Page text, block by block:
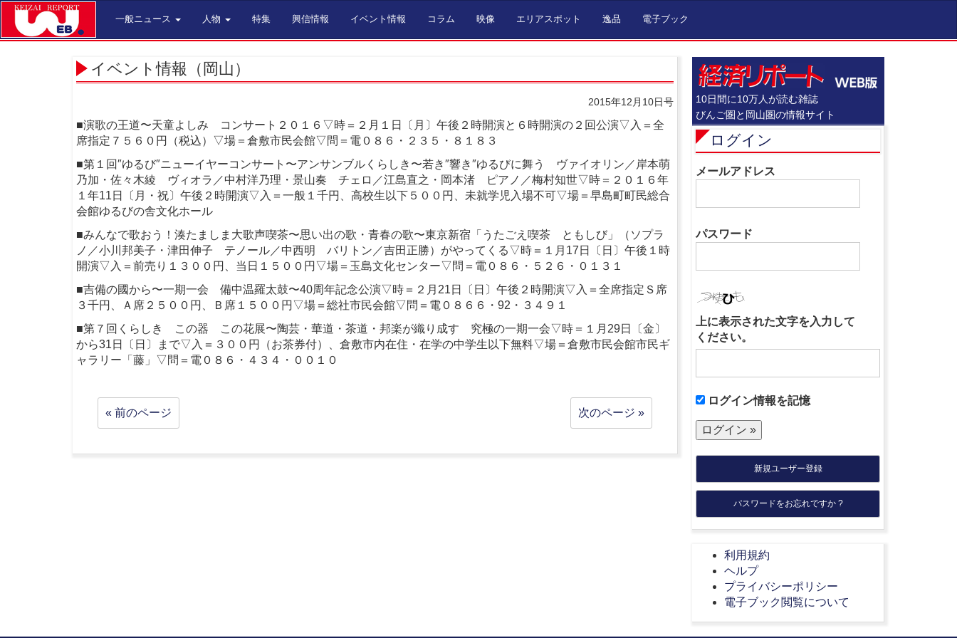
一般ニュース 人物 特集 興信情報 イベント情報 コラム 映像 エリアスポット 逸品 電子ブック
イベント情報（岡山）
2015年12月10日号
■演歌の王道〜天童よしみ コンサート２０１６▽時＝２月１日〔月〕午後２時開演と６時開演の２回公演▽入＝全
席指定７５６０円（税込）▽場＝倉敷市民会館▽問＝電０８６・２３５・８１８３
■第１回″ゆるび″ニューイヤーコンサート〜アンサンブルくらしき〜若き″響き″ゆるびに舞う ヴァイオリン／岸本萌
乃加・佐々木綾 ヴィオラ／中村洋乃理・景山奏 チェロ／江島直之・岡本渚 ピアノ／梅村知世▽時＝２０１６年
１年11日〔月・祝〕午後２時開演▽入＝一般１千円、高校生以下５００円、未就学児入場不可▽場＝早島町町民総合
会館ゆるびの舎文化ホール
■みんなで歌おう！湊たましま大歌声喫茶〜思い出の歌・青春の歌〜東京新宿「うたごえ喫茶 ともしび」（ソプラ
ノ／小川邦美子・津田伸子 テノール／中西明 バリトン／吉田正勝）がやってくる▽時＝１月17日〔日〕午後１時
開演▽入＝前売り１３００円、当日１５００円▽場＝玉島文化センター▽問＝電０８６・５２６・０１３１
■吉備の國から〜一期一会 備中温羅太鼓〜40周年記念公演▽時＝２月21日〔日〕午後２時開演▽入＝全席指定Ｓ席
３千円、Ａ席２５００円、Ｂ席１５００円▽場＝総社市民会館▽問＝電０８６６・92・３４９１
■第７回くらしき この器 この花展〜陶芸・華道・茶道・邦楽が織り成す 究極の一期一会▽時＝１月29日〔金〕
から31日〔日〕まで▽入＝３００円（お茶券付）、倉敷市内在住・在学の中学生以下無料▽場＝倉敷市民会館市民ギ
ャラリー「藤」▽問＝電０８６・４３４・００１０
« 前のページ 次のページ »
10日間に10万人が読む雑誌
びんご圏と岡山圏の情報サイト
ログイン
メールアドレス
パスワード
上に表示された文字を入力して
ください。
ログイン情報を記憶
新規ユーザー登録
パスワードをお忘れですか ?
利用規約
ヘルプ
プライバシーポリシー
電子ブック閲覧について